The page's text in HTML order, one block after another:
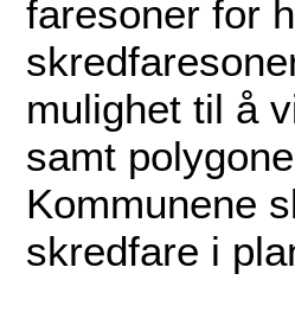
faresoner for
mulighet til å
samt
Kommunene
skredfare i